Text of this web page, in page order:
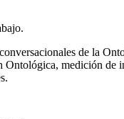
de la
Ontológica, medición de